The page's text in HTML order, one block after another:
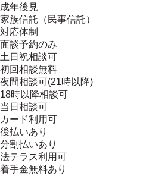
成年後見
家族信託（民事信託）
対応体制
面談予約のみ
土日祝相談可
初回相談無料
夜間相談可(21時以降)
18時以降相談可
当日相談可
カード利用可
後払いあり
分割払いあり
法テラス利用可
着手金無料あり